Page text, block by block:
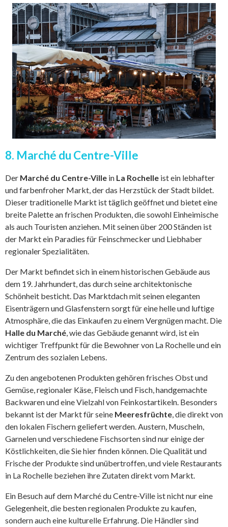
8. Marché du Centre-Ville
Der Marché du Centre-Ville in La Rochelle ist ein lebhafter
und farbenfroher Markt, der das Herzstück der Stadt bildet.
Dieser traditionelle Markt ist täglich geöffnet und bietet eine
breite Palette an frischen Produkten, die sowohl Einheimische
als auch Touristen anziehen. Mit seinen über 200 Ständen ist
der Markt ein Paradies für Feinschmecker und Liebhaber
regionaler Spezialitäten.
Der Markt befindet sich in einem historischen Gebäude aus
dem 19. Jahrhundert, das durch seine architektonische
Schönheit besticht. Das Marktdach mit seinen eleganten
Eisenträgern und Glasfenstern sorgt für eine helle und luftige
Atmosphäre, die das Einkaufen zu einem Vergnügen macht. Die
Halle du Marché, wie das Gebäude genannt wird, ist ein
wichtiger Treffpunkt für die Bewohner von La Rochelle und ein
Zentrum des sozialen Lebens.
Zu den angebotenen Produkten gehören frisches Obst und
Gemüse, regionaler Käse, Fleisch und Fisch, handgemachte
Backwaren und eine Vielzahl von Feinkostartikeln. Besonders
bekannt ist der Markt für seine Meeresfrüchte, die direkt von
den lokalen Fischern geliefert werden. Austern, Muscheln,
Garnelen und verschiedene Fischsorten sind nur einige der
Köstlichkeiten, die Sie hier finden können. Die Qualität und
Frische der Produkte sind unübertroffen, und viele Restaurants
in La Rochelle beziehen ihre Zutaten direkt vom Markt.
Ein Besuch auf dem Marché du Centre-Ville ist nicht nur eine
Gelegenheit, die besten regionalen Produkte zu kaufen,
sondern auch eine kulturelle Erfahrung. Die Händler sind